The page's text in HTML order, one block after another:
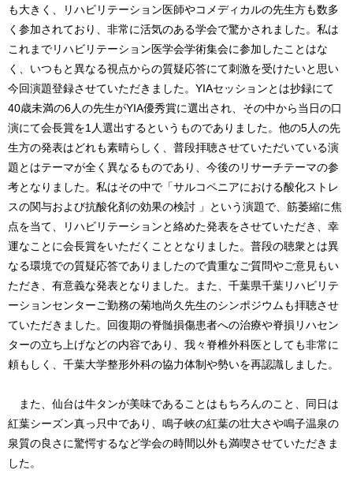
も大きく、リハビリテーション医師やコメディカルの先生方も数多
く参加されており、非常に活気のある学会で驚かされました。私は
これまでリハビリテーション医学会学術集会に参加したことはな
く、いつもと異なる視点からの質疑応答にて刺激を受けたいと思い
今回演題登録させていただきました。 YIAセッションとは抄録にて
40歳未満の6人の先生がYIA優秀賞に選出され、その中から当日の口
演にて会長賞を1 人選出するというものでありました。他の5人の先
生方の発表はどれも素晴らしく、普段拝聴させていただいている演
題とはテーマが全く異なるものであり、今後のリサーチテーマの参
考となりました。私はその中で「サルコペニアにおける酸化ストレ
スの関与および抗酸化剤の効果の検討 」という演題で、筋萎縮に焦
点を当て、リハビリテーションと絡めた発表をさせていただき、幸
運なことに会長賞をいただくこととなりました。普段の聴衆とは異
なる環境での質疑応答でありましたので貴重なご質問やご意見もい
ただき、有意義な発表となりました。また、千葉県千葉リハビリテ
ーションセンターご勤務の菊地尚久先生のシンポジウムも拝聴させ
ていただきました。回復期の脊髄損傷患者への治療や脊損リハセン
ターの立ち上げなどの内容であり、我々脊椎外科医としても非常に
頼もしく、千葉大学整形外科の協力体制や勢いを再認識しました。
また、仙台は牛タンが美味であることはもちろんのこと、同日は
紅葉シーズン真っ只中であり、鳴子峡の紅葉の壮大さや鳴子温泉の
泉質の良さに驚愕するなど学会の時間以外も満喫させていただきま
した。